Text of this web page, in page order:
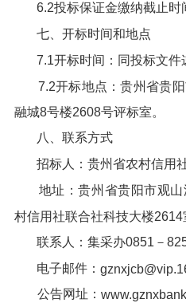
6.2投标保证金缴纳截止时
七、开标时间和地点
7.1开标时间：同投标文件
7.2开标地点：贵州省贵
融城8号楼2608号评标室。
八、联系方式
招标人：贵州省农村信用
地址：贵州省贵阳市观
村信用社联合社科技大楼2614
联系人：集采办0851－
电子邮件：
公告网址：